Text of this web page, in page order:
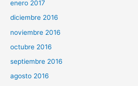
enero 2017
diciembre 2016
noviembre 2016
octubre 2016
septiembre 2016
agosto 2016